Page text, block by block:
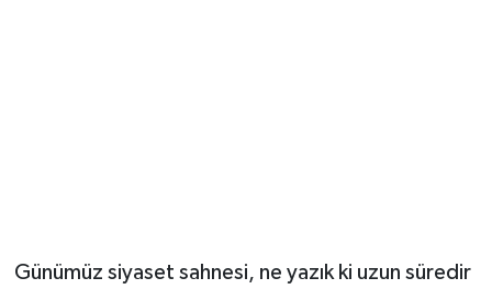
Günümüz siyaset sahnesi, ne yazık ki uzun süredir